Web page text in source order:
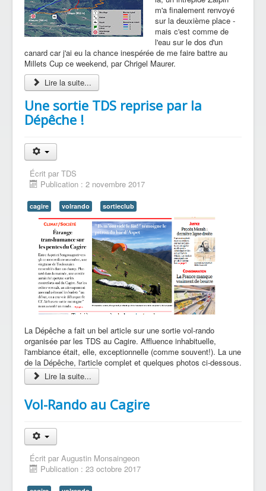
m'a finalement renvoyé
sur la deuxième place -
mais c'est comme de
l'eau sur le dos d'un
canard car j'ai eu la chance inespérée de me faire battre au
Millets Cup ce weekend, par Chrigel Maurer.
Lire la suite...
Une sortie TDS reprise par la
Dépêche !
Écrit par TDS
Publication : 2 novembre 2017
cagire volrando sortieclub
La Dépêche a fait un bel article sur une sortie vol-rando
organisée par les TDS au Cagire. Affluence inhabituelle,
l'ambiance était, elle, exceptionnelle (comme souvent!). La une
de la Dépêche, l'article complet et quelques photos ci-dessous.
Lire la suite...
Vol-Rando au Cagire
Écrit par Augustin Monsaingeon
Publication : 23 octobre 2017